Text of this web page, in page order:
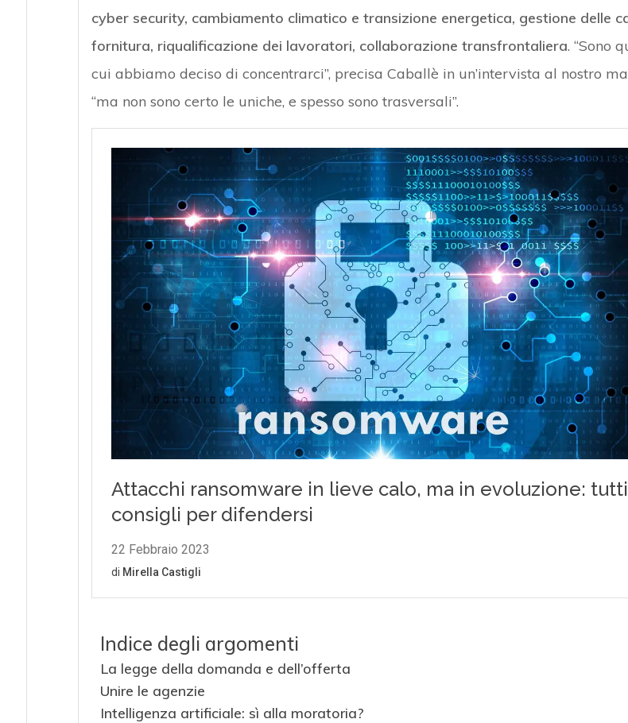
cyber security, cambiamento climatico e transizione energetica, gestione delle
fornitura, riqualificazione dei lavoratori, collaborazione transfrontaliera. “Sono
cui abbiamo deciso di concentrarci”, precisa Caballè in un’intervista al nostro
“ma non sono certo le uniche, e spesso sono trasversali”.
Indice degli argomenti
La legge della domanda e dell’offerta
Unire le agenzie
Intelligenza artificiale: sì alla moratoria?